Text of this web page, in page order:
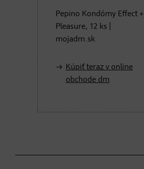
Pepino Kondómy Effect +
Pleasure, 12 ks |
mojadm.sk
Kúpiť teraz v online
obchode dm